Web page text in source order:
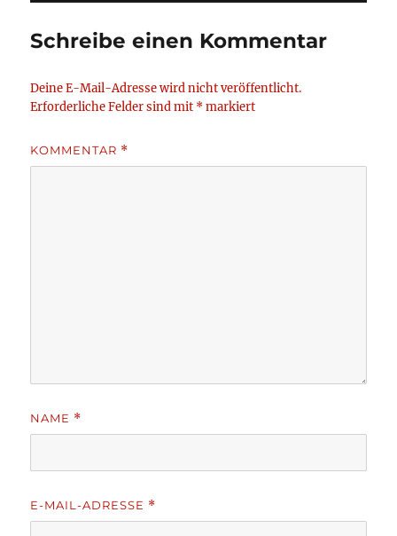
Schreibe einen Kommentar
Deine E-Mail-Adresse wird nicht veröffentlicht.
Erforderliche Felder sind mit *markiert
KOMMENTAR *
NAME *
E-MAIL-ADRESSE *